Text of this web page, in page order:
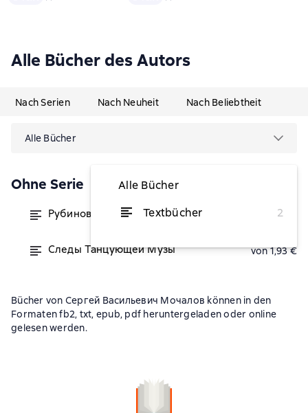
Alle Bücher des Autors
Nach Serien Nach Neuheit Nach Beliebtheit
Alle Bücher
Alle Bücher
Textbücher
2
Ohne Serie
Рубиновые слезы декаданса von 1,42 €
Следы Танцующей Музы von 1,93 €
Bücher von Сергей Васильевич Мочалов können in den
Formaten fb2, txt, epub, pdf heruntergeladen oder online
gelesen werden.